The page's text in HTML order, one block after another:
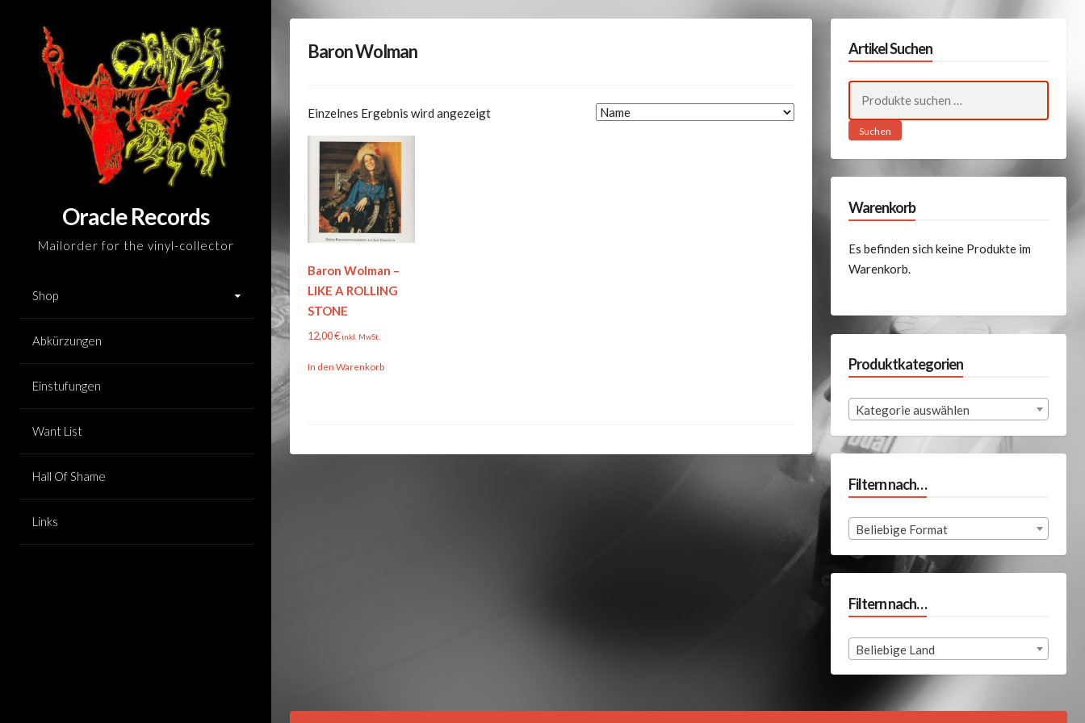
content
Oracle Records
Mailorder for the vinyl-collector
Shop
Abkürzungen
Einstufungen
Want List
Hall Of Shame
Links
Baron Wolman
Einzelnes Ergebnis wird angezeigt
Baron Wolman –
LIKE A ROLLING
STONE
12,00€inkl. MwSt.
In den Warenkorb
Artikel Suchen
nach:
Suchen
Warenkorb
Es befinden sich keine Produkte im
Warenkorb.
Produktkategorien
Kategorie auswählen
Filtern nach…
Beliebige Format
Filtern nach…
Beliebige Land